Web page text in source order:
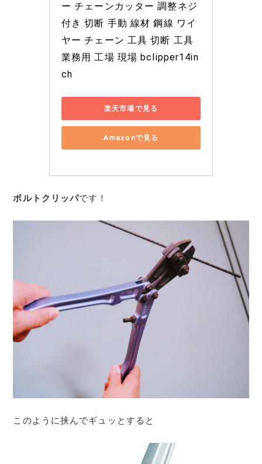
ー チェーンカッター 調整ネジ
付き 切断 手動 線材 鋼線 ワイ
ヤー チェーン 工具 切断 工具
業務用 工場 現場 bclipper14in
ch
楽天市場で見る
Amazonで見る
ボルトクリッパです！
このように挟んでギュッとすると